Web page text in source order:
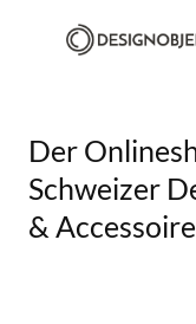
Der
Schweizer
&